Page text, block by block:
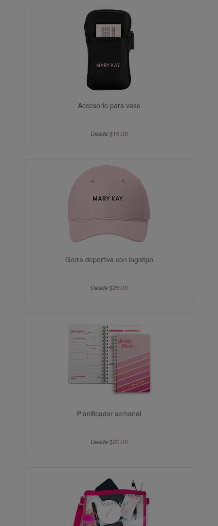
Accesorio para vaso
Desde $16.00
Gorra deportiva con logotipo
Desde $26.00
Planificador semanal
Desde $20.00